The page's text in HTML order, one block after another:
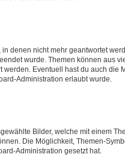
denen nicht mehr geantwortet
wurde. Themen können aus
werden. Eventuell hast du auch die
Administration erlaubt wurde.
Bilder, welche mit einem
Die Möglichkeit, Themen-
Administration gesetzt hat.